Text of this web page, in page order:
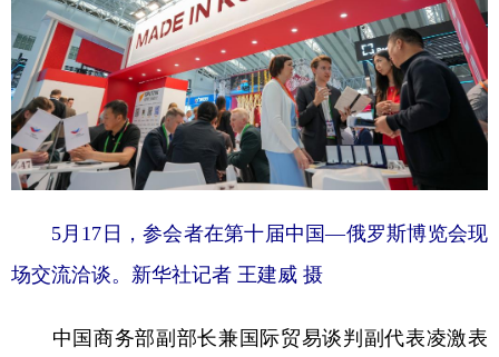
5月17日，参会者在第十届中国—俄罗斯博览会现
场交流洽谈。新华社记者 王建威 摄
中国商务部副部长兼国际贸易谈判副代表凌激表